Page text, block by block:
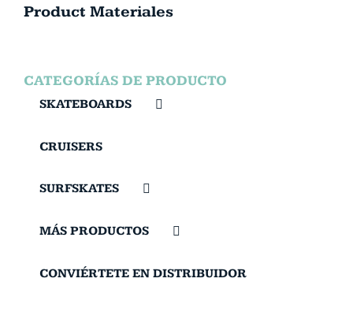
Product Materiales
CATEGORÍAS DE PRODUCTO
SKATEBOARDS
CRUISERS
SURFSKATES
MÁS PRODUCTOS
CONVIÉRTETE EN DISTRIBUIDOR